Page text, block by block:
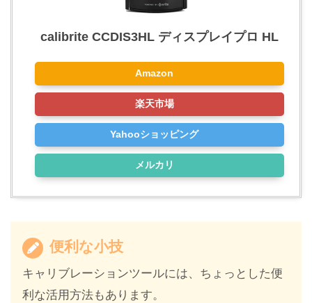
calibrite CCDIS3HL ディスプレイプロ HL
Amazon
楽天市場
Yahooショッピング
メルカリ
便利な小技
キャリブレーションツールには、ちょっとした便
利な活用方法もあります。